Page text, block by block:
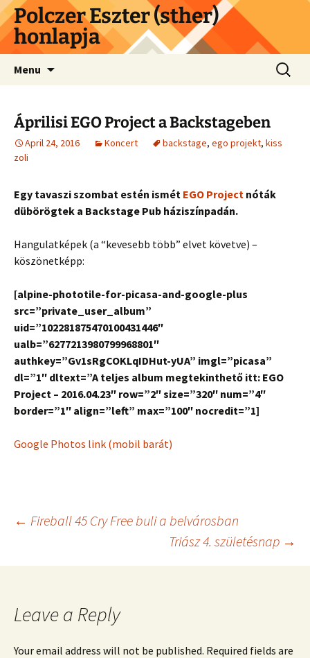
Skip
to
content
Polczer Eszter (sther)
honlapja
Menu
Search
for:
Áprilisi EGO Project a Backstageben
April 24, 2016 Koncert backstage, ego projekt, kiss
zoli
Egy tavaszi szombat estén ismét EGO Project nóták
dübörögtek a Backstage Pub háziszínpadán.
Hangulatképek (a “kevesebb több” elvet követve) –
köszönetképp:
[alpine-phototile-for-picasa-and-google-plus
src=”private_user_album”
uid=”102281875470100431446″
ualb=”6277213980799968801″
authkey=”Gv1sRgCOKLqIDHut-yUA” imgl=”picasa”
dl=”1″ dltext=”A teljes album megtekinthető itt: EGO
Project – 2016.04.23″ row=”2″ size=”320″ num=”4″
border=”1″ align=”left” max=”100″ nocredit=”1]
Google Photos link (mobil barát)
Post
navigation
← Fireball 45 Cry Free buli a belvárosban
Triász 4. születésnap →
Leave a Reply
Your email address will not be published. Required fields are